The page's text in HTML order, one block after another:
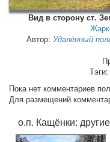
Вид в сторону ст.
Автор: Удалённый
Тэги:
Пока нет комментариев
Для размещений
о.п. Кащёнки: